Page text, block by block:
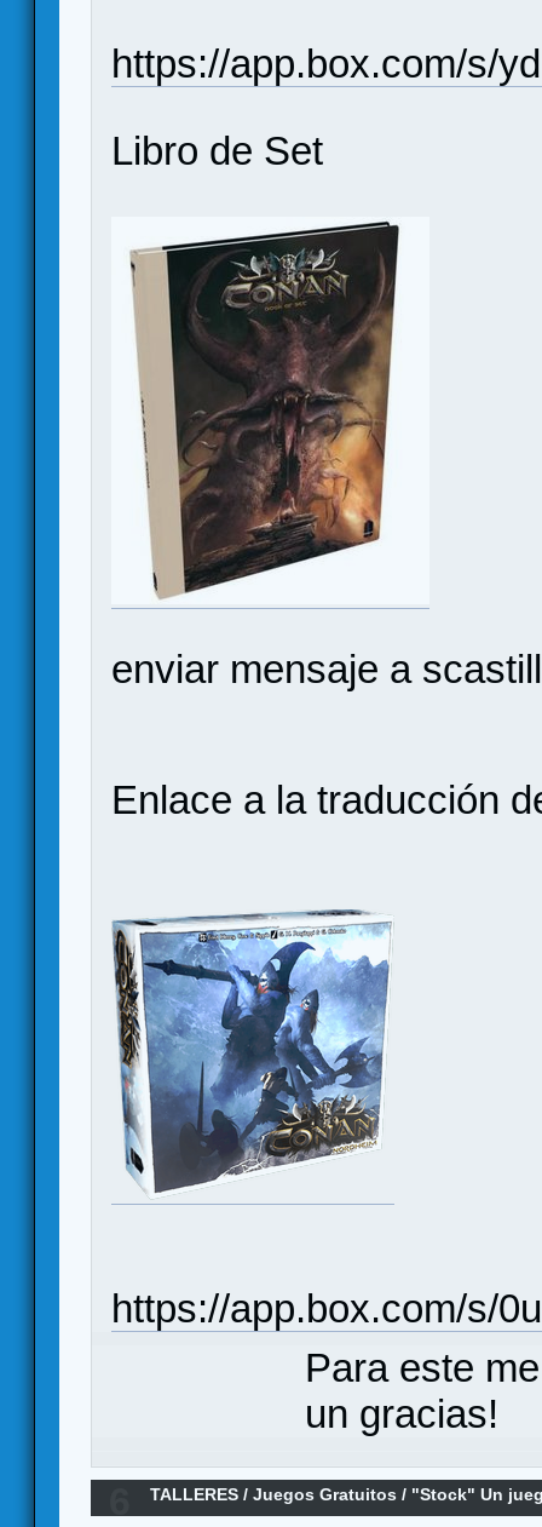
https://app.box.com/s/
Libro de Set
enviar mensaje a
Enlace a la traducción
https://app.box.com/s/
Para este
un gracias!
TALLERES /Juegos Gratuitos/ "Stock" Un